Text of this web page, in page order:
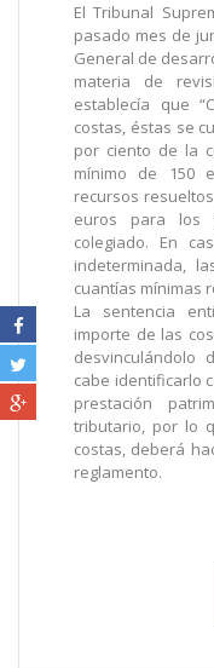
El Tribunal
pasado mes de
General de
materia de
establecía que
costas, éstas se
por ciento de la
mínimo de 150
recursos
euros para los
colegiado. En
indeterminada,
cuantías mínimas
La sentencia
importe de las
desvinculándolo
cabe identificarlo
prestación
tributario, por lo
costas, deberá
reglamento.